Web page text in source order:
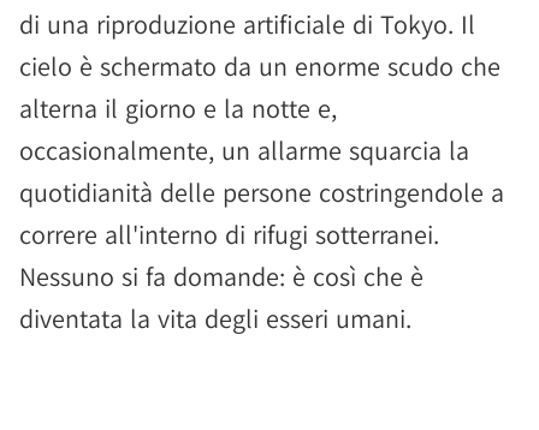
di una riproduzione artificiale di Tokyo. Il
cielo è schermato da un enorme scudo che
alterna il giorno e la notte e,
occasionalmente, un allarme squarcia la
quotidianità delle persone costringendole a
correre all'interno di rifugi sotterranei.
Nessuno si fa domande: è così che è
diventata la vita degli esseri umani.